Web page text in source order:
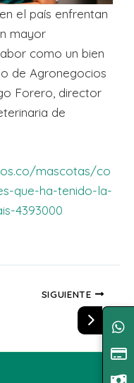
el país enfrentan
mayor
como un bien
de Agronegocios
Forero, director
de
mascotas/co
que-ha-tenido-la-
4393000
SIGUIENTE